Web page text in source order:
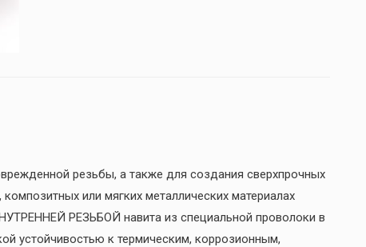
резьбы, а также для создания сверхпрочных
или мягких металлических материалах
РЕЗЬБОЙ навита из специальной проволоки в
устойчивостью к термическим, коррозионным,